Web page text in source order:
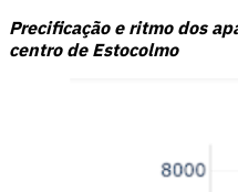
Precificação e ritmo dos
centro de Estocolmo